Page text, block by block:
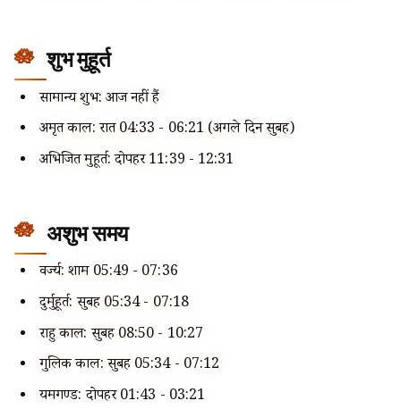
शुभ मुहूर्त
सामान्य शुभ: आज नहीं हैं
अमृत काल: रात 04:33 - 06:21 (अगले दिन सुबह)
अभिजित मुहूर्त: दोपहर 11:39 - 12:31
अशुभ समय
वर्ज्य: शाम 05:49 - 07:36
दुर्मुहूर्त: सुबह 05:34 - 07:18
राहु काल: सुबह 08:50 - 10:27
गुलिक काल: सुबह 05:34 - 07:12
यमगण्ड: दोपहर 01:43 - 03:21